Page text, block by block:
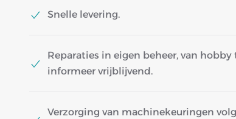
Snelle levering.
Reparaties in eigen beheer, van
informeer vrijblijvend.
Verzorging van machinekeuringen